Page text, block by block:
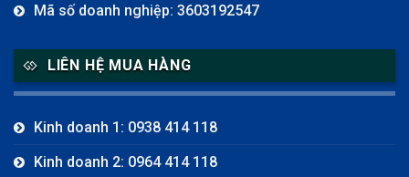
Mã số doanh nghiệp: 3603192547
LIÊN HỆ MUA HÀNG
Kinh doanh 1: 0938 414 118
Kinh doanh 2: 0964 414 118